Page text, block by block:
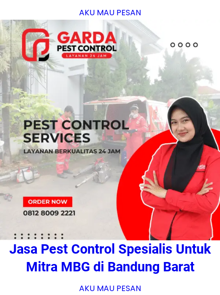
AKU MAU PESAN
Jasa Pest Control Spesialis Untuk
Mitra MBG di Bandung Barat
AKU MAU PESAN